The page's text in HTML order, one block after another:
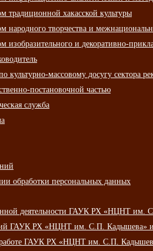
традиционной хакасской культуры
народного творчества и
изобразительного и декоративно-
культурно-массовому досугу сектора
постановочной частью
служба
обработки персональных данных
деятельности ГАУК РХ «НЦНТ им.
ГАУК РХ «НЦНТ им. С.П. Кадышева»
ГАУК РХ «НЦНТ им. С.П.